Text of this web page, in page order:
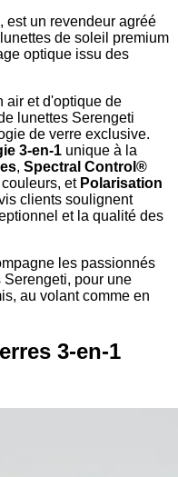
, est un revendeur agréé
de soleil premium
optique issu des
air et d'optique de
lunettes Serengeti
de verre exclusive.
3-en-1 unique à la
, Spectral Control®
et Polarisation
clients soulignent
et la qualité des
les passionnés
pour une
au volant comme en
3-en-1